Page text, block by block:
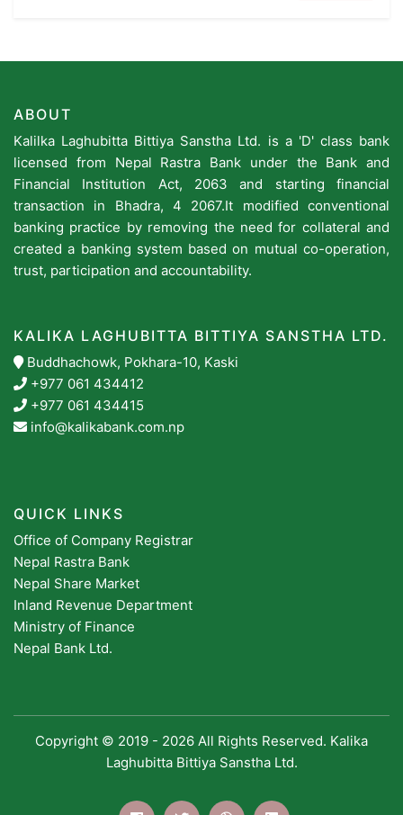
ABOUT
Kalilka Laghubitta Bittiya Sanstha Ltd. is a 'D' class bank
licensed from Nepal Rastra Bank under the Bank and
Financial Institution Act, 2063 and starting financial
transaction in Bhadra, 4 2067.It modified conventional
banking practice by removing the need for collateral and
created a banking system based on mutual co-operation,
trust, participation and accountability.
KALIKA LAGHUBITTA BITTIYA SANSTHA LTD.
Buddhachowk, Pokhara-10, Kaski
+977 061 434412
+977 061 434415
info@kalikabank.com.np
QUICK LINKS
Office of Company Registrar
Nepal Rastra Bank
Nepal Share Market
Inland Revenue Department
Ministry of Finance
Nepal Bank Ltd.
Copyright © 2019 - 2026 All Rights Reserved. Kalika
Laghubitta Bittiya Sanstha Ltd.